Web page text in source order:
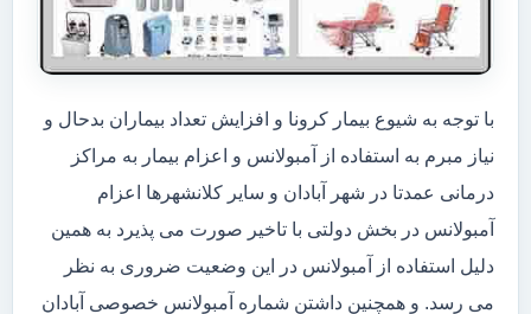
با توجه به شیوع بیمار کرونا و افزایش تعداد بیماران بدحال و
نیاز مبرم به استفاده از آمبولانس و اعزام بیمار به مراکز
درمانی عمدتا در شهر آبادان و سایر کلانشهرها اعزام
آمبولانس در بخش دولتی با تاخیر صورت می پذیرد به همین
دلیل استفاده از آمبولانس در این وضعیت ضروری به نظر
می رسد. و همچنین داشتن شماره آمبولانس خصوصی آبادان